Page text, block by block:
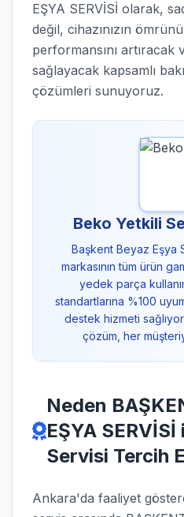
EŞYA SERVİSİ olarak,
değil, cihazınızın
performansını
sağlayacak kapsamlı
çözümleri sunuyoruz.
Beko Yetkili
Başkent Beyaz Eşya
markasının tüm ürün
yedek parça
standartlarına %100
destek hizmeti
çözüm, her
Neden
EŞYA
Servisi Tercih
Ankara'da faaliyet